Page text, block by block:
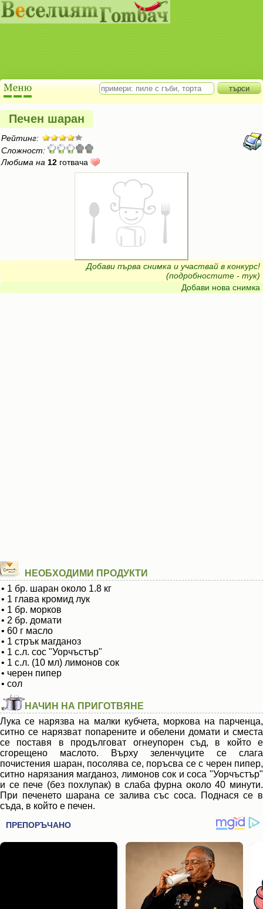
Печен шаран
Рейтинг:
Сложност:
Любима на 12 готвача
Добави първа снимка и участвай в конкурс!
(подробностите - тук)
Добави нова снимка
НЕОБХОДИМИ ПРОДУКТИ
• 1 бр. шаран около 1.8 кг
• 1 глава кромид лук
• 1 бр. морков
• 2 бр. домати
• 60 г масло
• 1 стрък магданоз
• 1 с.л. сос "Уорчъстър"
• 1 с.л. (10 мл) лимонов сок
• черен пипер
• сол
НАЧИН НА ПРИГОТВЯНЕ
Лука се нарязва на малки кубчета, моркова на парченца,
ситно се нарязват попарените и обелени домати и сместа
се поставя в продълговат огнеупорен съд, в който е
сгорещено маслото. Върху зеленчуците се слага
почистения шаран, посолява се, поръсва се с черен пипер,
ситно нарязания магданоз, лимонов сок и соса "Уорчъстър"
и се пече (без похлупак) в слаба фурна около 40 минути.
При печенето шарана се залива със соса. Поднася се в
съда, в който е печен.